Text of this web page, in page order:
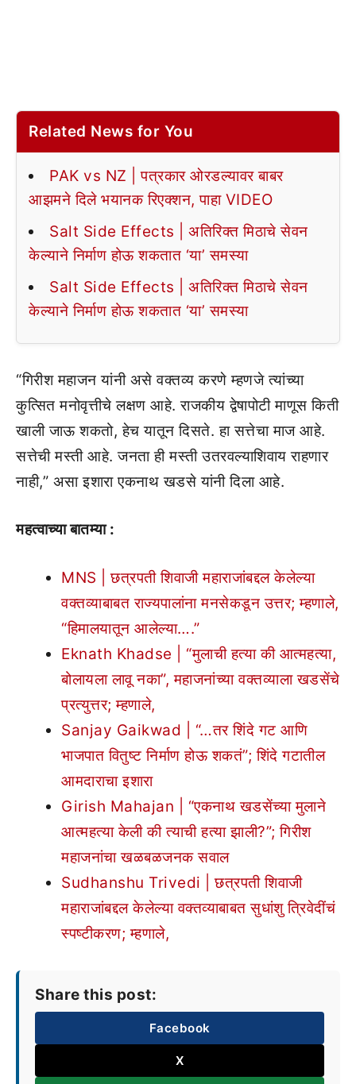
Related News for You
PAK vs NZ | पत्रकार ओरडल्यावर बाबर
आझमने दिले भयानक रिएक्शन, पाहा VIDEO
Salt Side Effects | अतिरिक्त मिठाचे सेवन
केल्याने निर्माण होऊ शकतात ‘या’ समस्या
Salt Side Effects | अतिरिक्त मिठाचे सेवन
केल्याने निर्माण होऊ शकतात ‘या’ समस्या
“गिरीश महाजन यांनी असे वक्तव्य करणे म्हणजे त्यांच्या
कुत्सित मनोवृत्तीचे लक्षण आहे. राजकीय द्वेषापोटी माणूस किती
खाली जाऊ शकतो, हेच यातून दिसते. हा सत्तेचा माज आहे.
सत्तेची मस्ती आहे. जनता ही मस्ती उतरवल्याशिवाय राहणार
नाही,” असा इशारा एकनाथ खडसे यांनी दिला आहे.
महत्वाच्या बातम्या :
MNS | छत्रपती शिवाजी महाराजांबद्दल केलेल्या
वक्तव्याबाबत राज्यपालांना मनसेकडून उत्तर; म्हणाले,
“हिमालयातून आलेल्या….”
Eknath Khadse | “मुलाची हत्या की आत्महत्या,
बोलायला लावू नका”, महाजनांच्या वक्तव्याला खडसेंचे
प्रत्युत्तर; म्हणाले,
Sanjay Gaikwad | “…तर शिंदे गट आणि
भाजपात वितुष्ट निर्माण होऊ शकतं”; शिंदे गटातील
आमदाराचा इशारा
Girish Mahajan | “एकनाथ खडसेंच्या मुलाने
आत्महत्या केली की त्याची हत्या झाली?”; गिरीश
महाजनांचा खळबळजनक सवाल
Sudhanshu Trivedi | छत्रपती शिवाजी
महाराजांबद्दल केलेल्या वक्तव्याबाबत सुधांशु त्रिवेदींचं
स्पष्टीकरण; म्हणाले,
Share this post:
Facebook
X